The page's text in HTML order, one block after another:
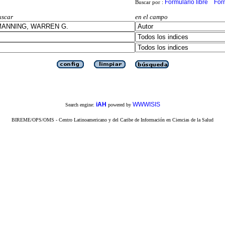
Buscar por : Formulario libre
en el campo
Search engine: iAH powered by WWWISIS
BIREME/OPS/OMS - Centro Latinoamericano y del Caribe de Información en Ciencias de la Salud